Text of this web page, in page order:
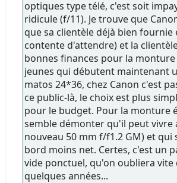
optiques type télé, c'est soit
ridicule (f/11). Je trouve que
que sa clientèle déjà bien fournie
contente d'attendre) et la
bonnes finances pour la monture
jeunes qui débutent maintenant
matos 24*36, chez Canon c'est
ce public-là, le choix est plus
pour le budget. Pour la monture
semble démonter qu'il peut vivre
nouveau 50 mm f/f1.2 GM) et qui
bord moins net. Certes, c'est un
vide ponctuel, qu'on oubliera vite
quelques années...